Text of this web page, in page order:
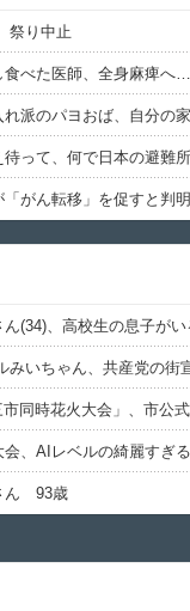
祭り中止
「がん転移」を促すと判明
ん 93歳